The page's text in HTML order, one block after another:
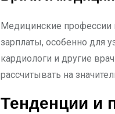
Медицинские профессии
зарплаты, особенно для
кардиологи и другие
рассчитывать на
Тенденции и